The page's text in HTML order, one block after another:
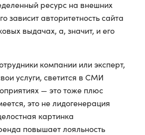
ресурс на внешних
зависит авторитетность сайта
выдачах, а, значит, и его
компании или эксперт,
услуги, светится в СМИ
— это тоже плюс
это не лидогенерация
картинка
повышает лояльность